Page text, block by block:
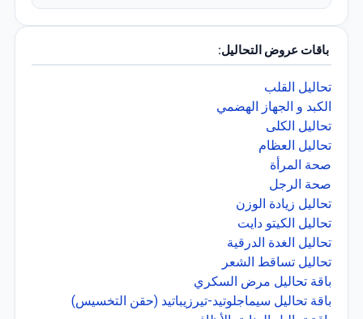
باقات عروض التحاليل:
تحاليل القلب
الكبد و الجهاز الهضمي
تحاليل الكلى
تحاليل العظام
صحة المرأة
صحة الرجل
تحاليل زيادة الوزن
تحاليل الكيتو دايت
تحاليل الغدة الدرقية
تحاليل تساقط الشعر
باقة تحاليل مرض السكري
باقة تحاليل سيماجلوتيد-تيرزيباتيد (حقن التخسيس)